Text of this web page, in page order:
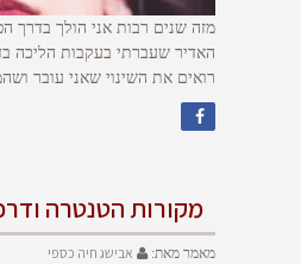
מזה שנים רבות אני הולך בדרך
האדיר שעברתי בעקבות הליכה
רואים את השינוי שאני עובר
מקורות הטנטרה
מאמר מאת: אבישג חיה כספי